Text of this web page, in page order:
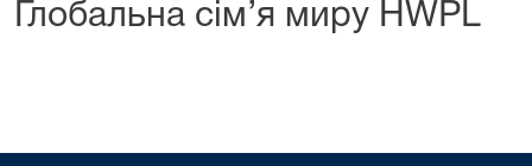
Глобальна сім’я миру HWPL